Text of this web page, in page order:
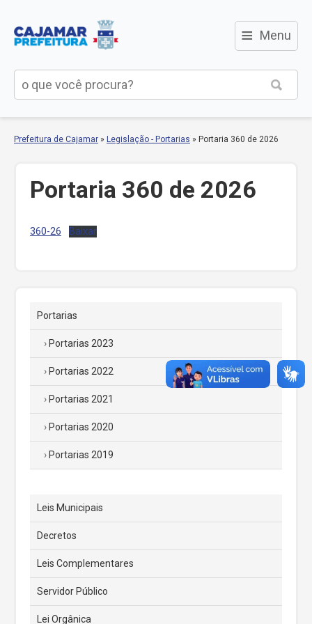
≡ Menu
Prefeitura de Cajamar » Legislação - Portarias » Portaria 360 de 2026
Portaria 360 de 2026
360-26 Baixar
Portarias
Portarias 2023
Portarias 2022
Portarias 2021
Portarias 2020
Portarias 2019
Leis Municipais
Decretos
Leis Complementares
Servidor Público
Lei Orgânica